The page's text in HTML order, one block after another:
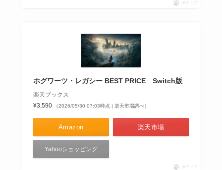
ポチップ
ホグワーツ・レガシー BEST PRICE Switch版
楽天ブックス
¥3,590
（2026/05/30 07:03時点 | 楽天市場調べ）
Amazon 楽天市場
Yahooショッピング
ポチップ